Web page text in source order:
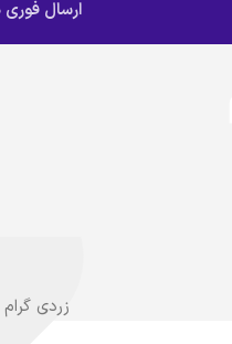
ارسال فوری
زردی گرام